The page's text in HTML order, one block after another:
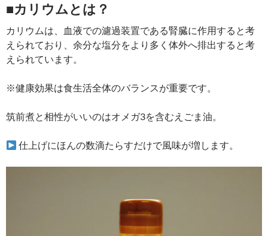
■カリウムとは？
カリウムは、血液での濾過装置である腎臓に作用すると考
えられており、余分な塩分をより多く体外へ排出すると考
えられています。
※健康効果は食生活全体のバランスが重要です。
筑前煮と相性がいいのはオメガ3を含むえごま油。
仕上げにほんの数滴たらすだけで風味が増します。